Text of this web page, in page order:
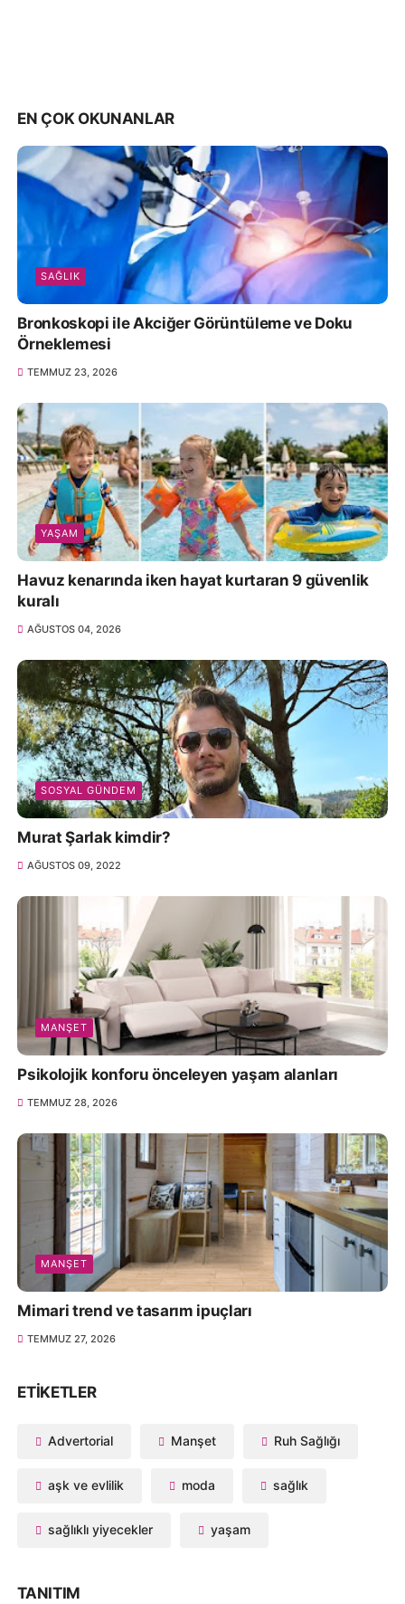
EN ÇOK OKUNANLAR
SAĞLIK
Bronkoskopi ile Akciğer Görüntüleme ve Doku
Örneklemesi
TEMMUZ 23, 2026
YAŞAM
Havuz kenarında iken hayat kurtaran 9 güvenlik
kuralı
AĞUSTOS 04, 2026
SOSYAL GÜNDEM
Murat Şarlak kimdir?
AĞUSTOS 09, 2022
MANŞET
Psikolojik konforu önceleyen yaşam alanları
TEMMUZ 28, 2026
MANŞET
Mimari trend ve tasarım ipuçları
TEMMUZ 27, 2026
ETIKETLER
Advertorial Manşet Ruh Sağlığı
aşk ve evlilik moda sağlık
sağlıklı yiyecekler yaşam
TANITIM